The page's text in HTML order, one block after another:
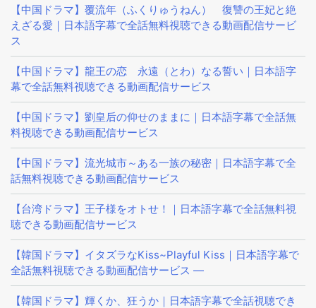
【中国ドラマ】覆流年（ふくりゅうねん） 復讐の王妃と絶
えざる愛｜日本語字幕で全話無料視聴できる動画配信サービ
ス
【中国ドラマ】龍王の恋 永遠（とわ）なる誓い｜日本語字
幕で全話無料視聴できる動画配信サービス
【中国ドラマ】劉皇后の仰せのままに｜日本語字幕で全話無
料視聴できる動画配信サービス
【中国ドラマ】流光城市～ある一族の秘密｜日本語字幕で全
話無料視聴できる動画配信サービス
【台湾ドラマ】王子様をオトせ！｜日本語字幕で全話無料視
聴できる動画配信サービス
【韓国ドラマ】イタズラなKiss~Playful Kiss｜日本語字幕で
全話無料視聴できる動画配信サービス —
【韓国ドラマ】輝くか、狂うか｜日本語字幕で全話視聴でき